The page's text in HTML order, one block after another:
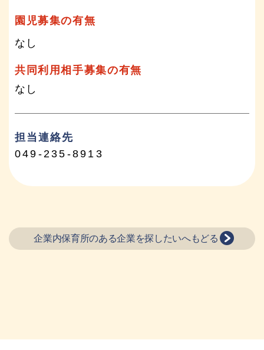
園児募集の有無
なし
共同利用相手募集の有無
なし
担当連絡先
049-235-8913
企業内保育所のある企業を探したいへもどる